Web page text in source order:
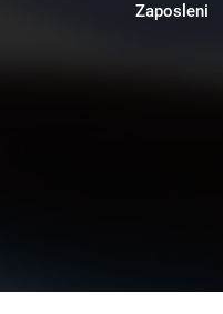
Zaposleni